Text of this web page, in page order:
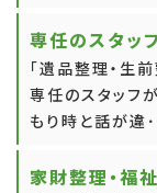
専任のスタッ
「遺品整理・生
専任のスタッフ
もり時と話が違
家財整理・福